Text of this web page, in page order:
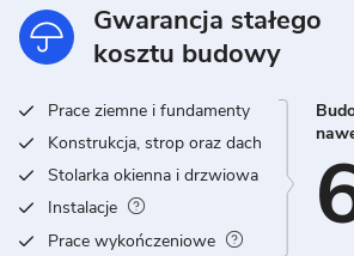
Gwarancja stałego
kosztu budowy
Prace ziemne i fundamenty
Konstrukcja, strop oraz dach
Stolarka okienna i drzwiowa
Instalacje
Prace wykończeniowe